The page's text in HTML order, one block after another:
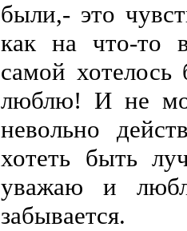
были,- это
как на что-то
самой
люблю! И не
невольно
хотеть быть
уважаю и
забывается.